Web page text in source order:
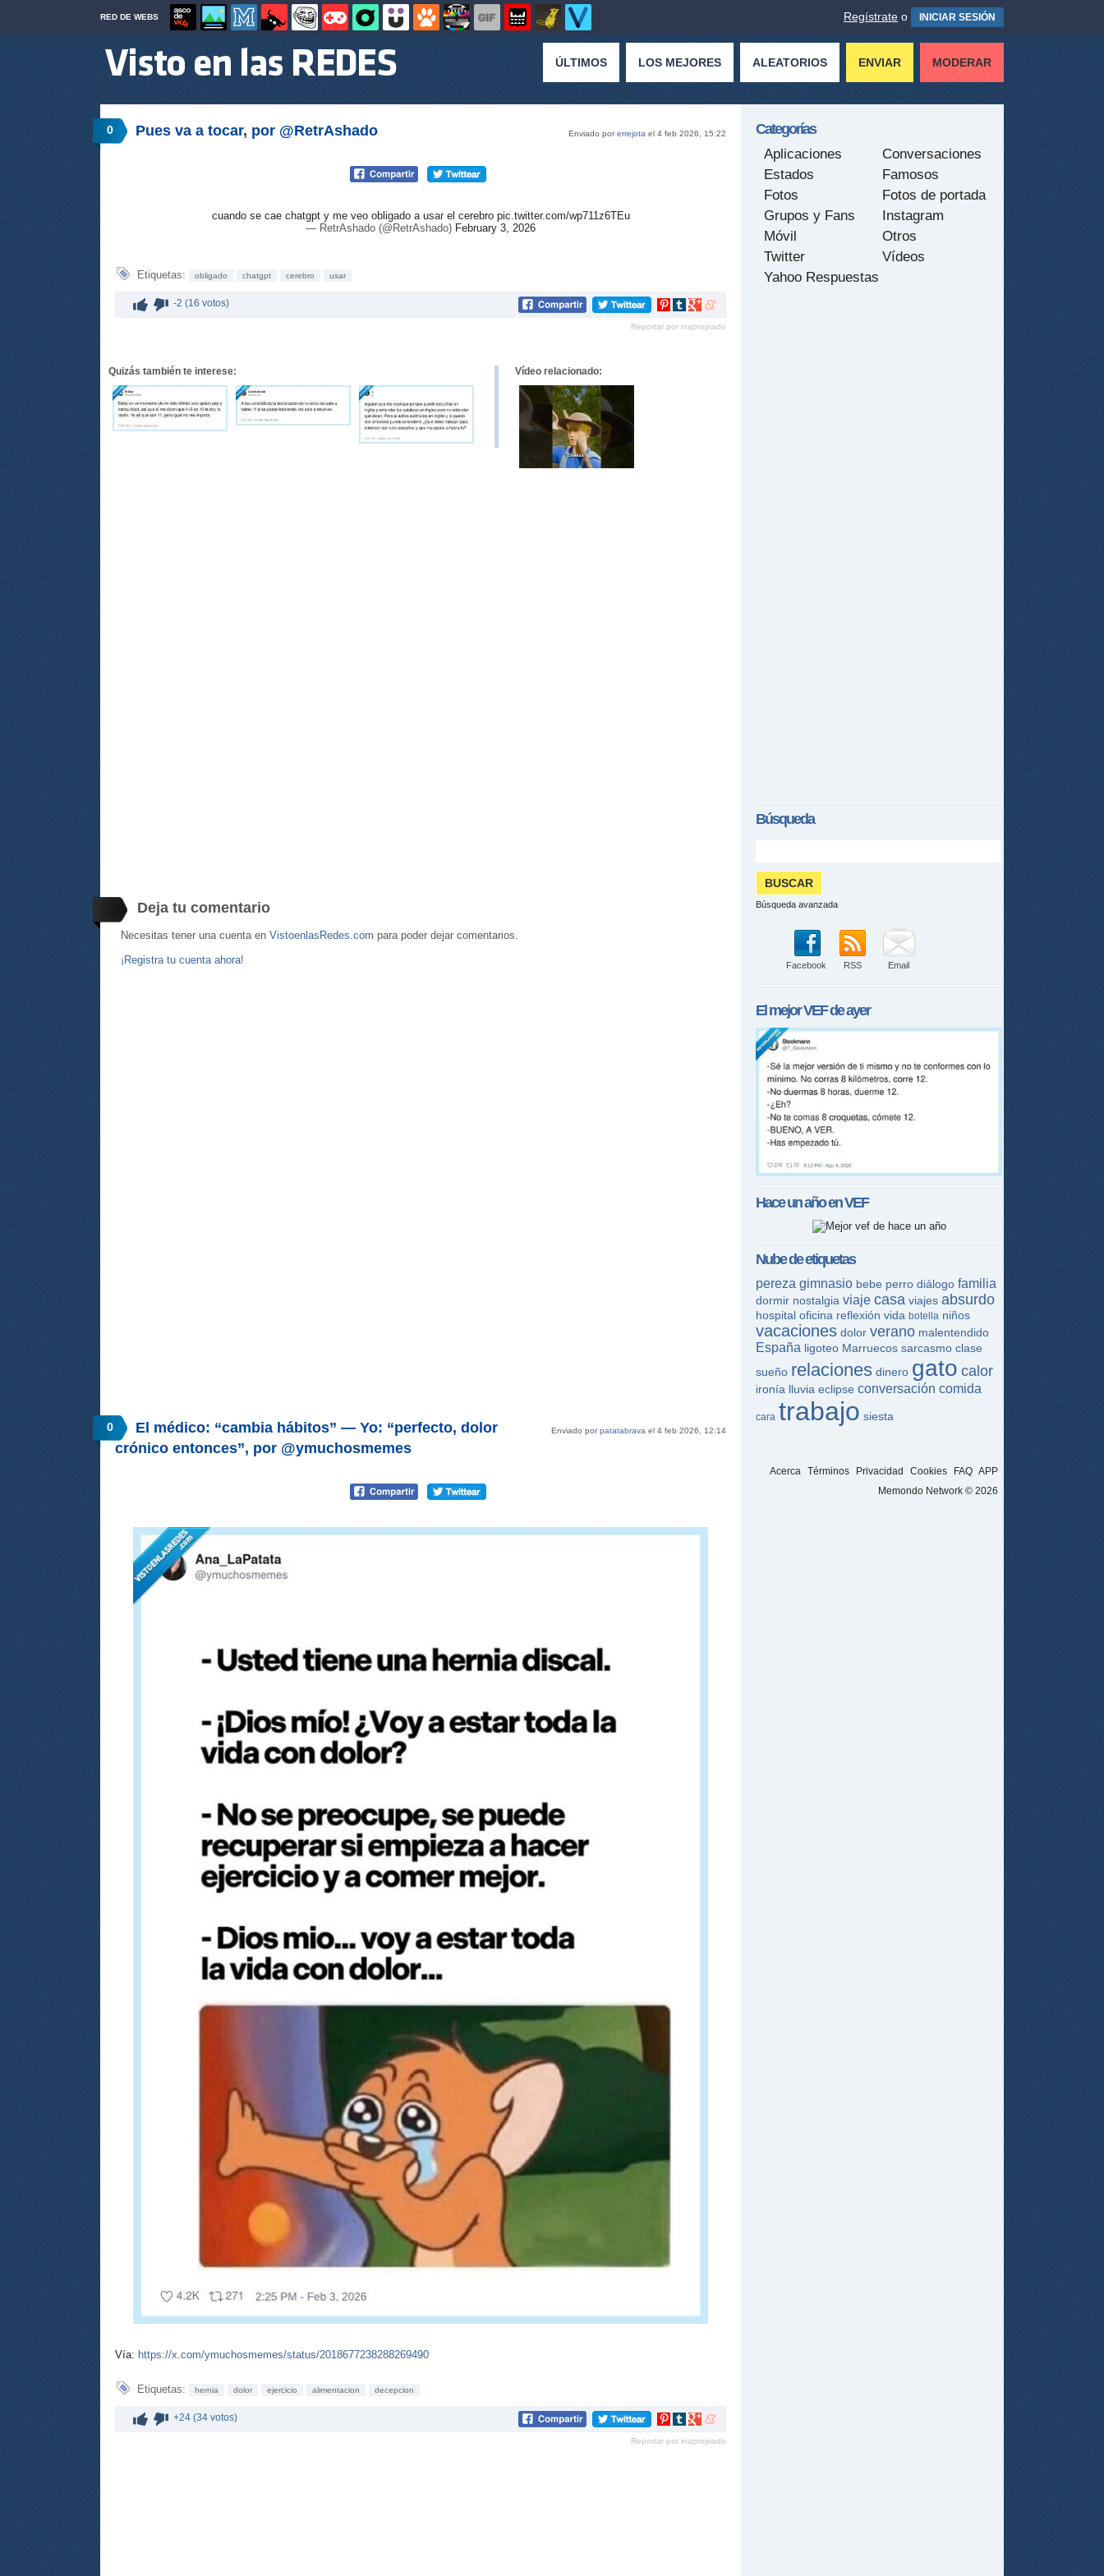
RED DE WEBS Regístrate o INICIAR SESIÓN
ÚLTIMOS LOS MEJORES ALEATORIOS ENVIAR MODERAR
0 Enviado porerrejota el 4 feb 2026, 15:22
Pues va a tocar, por @RetrAshado
cuando se cae chatgpt y me veo obligado a usar el cerebro pic.twitter.com/wp711z6TEu
— RetrAshado (@RetrAshado) February 3, 2026
Etiquetas: obligado chatgpt cerebro usar
-2 (16 votos)
Compartir
Pinterest
Compartir
tumblr
Compartir
Google+
Compartir
meneame
Reportar por inapropiado
Quizás también te interese: Vídeo relacionado:
Deja tu comentario
Necesitas tener una cuenta en VistoenlasRedes.com para poder dejar comentarios.
¡Registra tu cuenta ahora!
0 Enviado porpatatabrava el 4 feb 2026, 12:14
El médico: “cambia hábitos” — Yo: “perfecto, dolor
crónico entonces”, por @ymuchosmemes
Vía: https://x.com/ymuchosmemes/status/2018677238288269490
Etiquetas: hernia dolor ejercicio alimentacion decepcion
+24 (34 votos)
Compartir
Pinterest
Compartir
tumblr
Compartir
Google+
Compartir
meneame
Reportar por inapropiado
Categorías
Aplicaciones
Conversaciones
Estados
Famosos
Fotos
Fotos de portada
Grupos y Fans
Instagram
Móvil
Otros
Twitter
Vídeos
Yahoo Respuestas
Búsqueda
Búsqueda avanzada
Facebook RSS Email
El mejorVEFde ayer
Hace un año enVEF
Nube de etiquetas
pereza gimnasio bebe perro diálogo familia
dormir nostalgia viaje casa viajes absurdo
hospital oficina reflexión vida botella niños
vacaciones dolor verano malentendido
España ligoteo Marruecos sarcasmo clase
sueño relaciones dinero gato calor
ironía lluvia eclipse conversación comida
cara trabajo siesta
Acerca Términos Privacidad Cookies FAQ APP
Memondo Network © 2026